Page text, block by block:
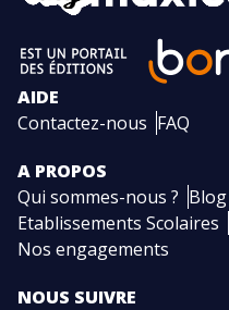
AIDE
Contactez-nous FAQ
A PROPOS
Qui sommes-nous ? Blog
Etablissements Scolaires
Nos engagements
NOUS SUIVRE